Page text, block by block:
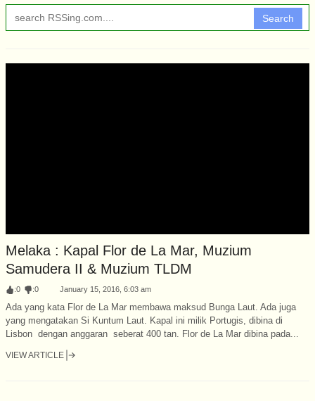
Search
Melaka : Kapal Flor de La Mar, Muzium
Samudera II & Muzium TLDM
:0 :0 January 15, 2016, 6:03 am
Ada yang kata Flor de La Mar membawa maksud Bunga Laut. Ada juga
yang mengatakan Si Kuntum Laut. Kapal ini milik Portugis, dibina di
Lisbon dengan anggaran seberat 400 tan. Flor de La Mar dibina pada...
VIEW ARTICLE